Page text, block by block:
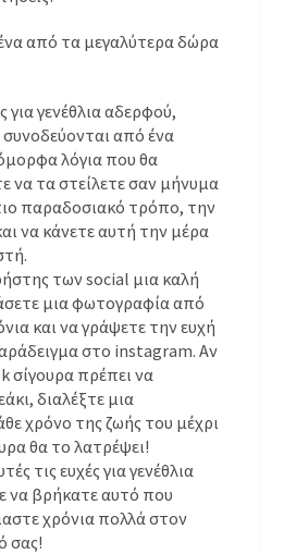
από τα μεγαλύτερα δώρα
γενέθλια αδερφού,
από ένα
λόγια που θα
να τα στείλετε σαν μήνυμα
παραδοσιακό τρόπο, την
να κάνετε αυτή την μέρα
των social μια καλή
μια φωτογραφία από
και να γράψετε την ευχή
στο instagram. Αν
σίγουρα πρέπει να
διαλέξτε μια
χρόνο της ζωής του μέχρι
θα το λατρέψει!
τις ευχές για γενέθλια
να βρήκατε αυτό που
χρόνια πολλά στον
σας!